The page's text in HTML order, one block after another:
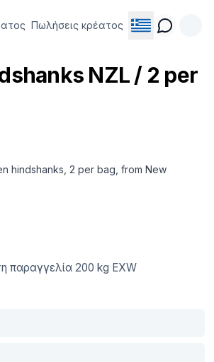
Πωλήσεις κρέατος
κρέατος
NZL / 2 per
hindshanks, 2 per bag, from New
παραγγελία 200 kg EXW